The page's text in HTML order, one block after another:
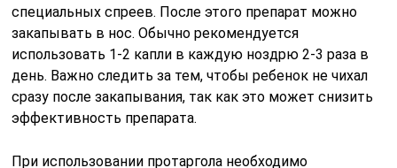
специальных спреев. После этого препарат можно
закапывать в нос. Обычно рекомендуется
использовать 1-2 капли в каждую ноздрю 2-3 раза в
день. Важно следить за тем, чтобы ребенок не чихал
сразу после закапывания, так как это может снизить
эффективность препарата.
При использовании протаргола необходимо